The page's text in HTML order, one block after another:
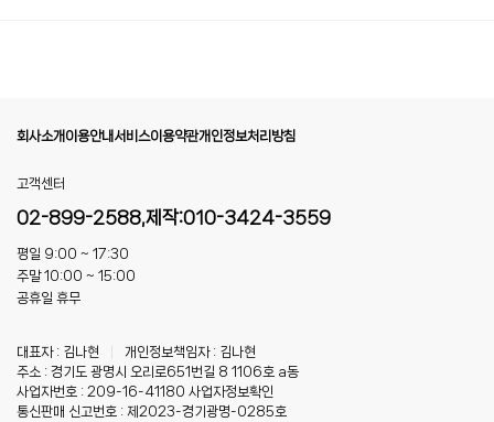
회사소개 이용안내서비스이용약관개인정보처리방침
고객센터
02-899-2588,제작:010-3424-3559
평일 9:00 ~ 17:30
주말 10:00 ~ 15:00
공휴일 휴무
대표자 : 김나현
개인정보책임자 : 김나현
주소 : 경기도 광명시 오리로651번길 8 1106호 a동
사업자번호 : 209-16-41180 사업자정보확인
통신판매 신고번호 : 제2023-경기광명-0285호